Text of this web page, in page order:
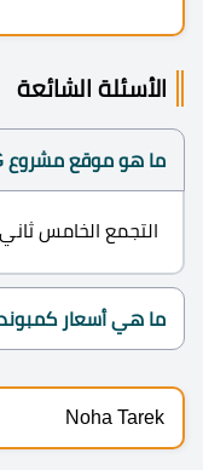
الأسئلة الشائعة
ما هو موقع مشروع Red G؟
التجمع الخامس
ما هي أسعار
Noha Tarek